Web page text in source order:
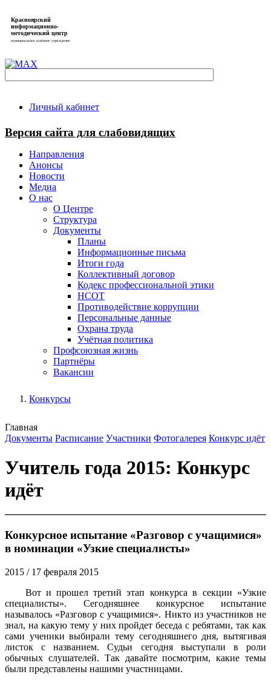
Красноярский
информационно-
методический центр
муниципальное казённое учреждение
Личный кабинет
Версия сайта для слабовидящих
Направления
Анонсы
Новости
Медиа
О нас
О Центре
Структура
Документы
Планы
Информационные письма
Итоги года
Коллективный договор
Кодекс профессиональной этики
НСОТ
Противодействие коррупции
Персональные данные
Охрана труда
Учётная политика
Профсоюзная жизнь
Партнёры
Вакансии
Конкурсы
Главная
Документы Расписание Участники Фотогалерея Конкурс идёт
Учитель года 2015: Конкурс
идёт
Конкурсное испытание «Разговор с учащимися»
в номинации «Узкие специалисты»
2015 / 17 февраля 2015
Вот и прошел третий этап конкурса в секции «Узкие
специалисты». Сегодняшнее конкурсное испытание
называлось «Разговор с учащимися». Никто из участников не
знал, на какую тему у них пройдет беседа с ребятами, так как
сами ученики выбирали тему сегодняшнего дня, вытягивая
листок с названием. Судьи сегодня выступали в роли
обычных слушателей. Так давайте посмотрим, какие темы
были представлены нашими участницами.